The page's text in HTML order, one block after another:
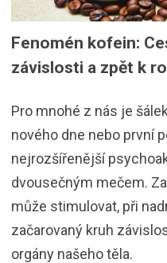
Fenomén kofein:
závislosti a zpět k
Pro mnohé z nás je
nového dne nebo první
nejrozšířenější
dvousečným mečem.
může stimulovat, při
začarovaný kruh
orgány našeho těla.